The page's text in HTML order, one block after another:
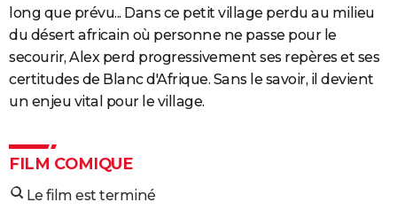
Dictionnaire
Biographies
Citations
Expressions
Proverbes
PROGRAMME TV
COPAINS D'AVANT
AVIS DE DÉCÈS
Bricolage
Lifestyle
Culture
Sport
Auto
Television
Voyage
Cinema
long que prévu... Dans ce petit village perdu au milieu
du désert africain où personne ne passe pour le
secourir, Alex perd progressivement ses repères et ses
certitudes de Blanc d'Afrique. Sans le savoir, il devient
un enjeu vital pour le village.
FILM COMIQUE
Le film est terminé